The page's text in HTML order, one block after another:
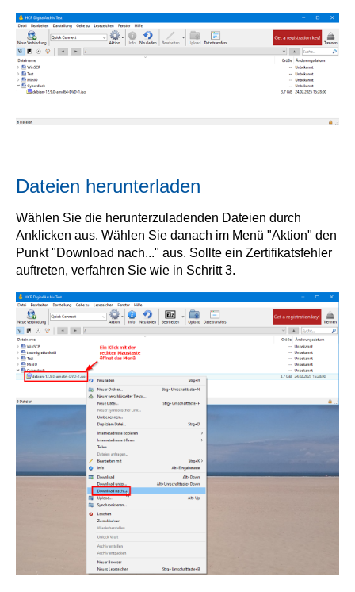
Dateien herunterladen
Wählen Sie die herunterzuladenden Dateien durch
Anklicken aus. Wählen Sie danach im Menü "Aktion" den
Punkt "Download nach..." aus. Sollte ein Zertifikatsfehler
auftreten, verfahren Sie wie in Schritt 3.